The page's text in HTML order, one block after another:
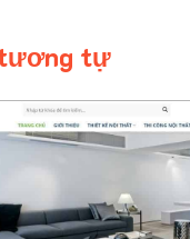
tương tự